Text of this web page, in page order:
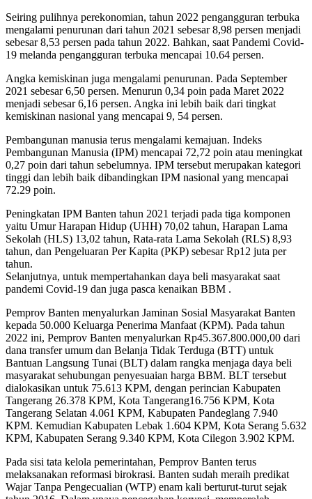
Seiring pulihnya perekonomian, tahun 2022 pengangguran terbuka
mengalami penurunan dari tahun 2021 sebesar 8,98 persen menjadi
sebesar 8,53 persen pada tahun 2022. Bahkan, saat Pandemi Covid-
19 melanda pengangguran terbuka mencapai 10.64 persen.
Angka kemiskinan juga mengalami penurunan. Pada September
2021 sebesar 6,50 persen. Menurun 0,34 poin pada Maret 2022
menjadi sebesar 6,16 persen. Angka ini lebih baik dari tingkat
kemiskinan nasional yang mencapai 9, 54 persen.
Pembangunan manusia terus mengalami kemajuan. Indeks
Pembangunan Manusia (IPM) mencapai 72,72 poin atau meningkat
0,27 poin dari tahun sebelumnya. IPM tersebut merupakan kategori
tinggi dan lebih baik dibandingkan IPM nasional yang mencapai
72.29 poin.
Peningkatan IPM Banten tahun 2021 terjadi pada tiga komponen
yaitu Umur Harapan Hidup (UHH) 70,02 tahun, Harapan Lama
Sekolah (HLS) 13,02 tahun, Rata-rata Lama Sekolah (RLS) 8,93
tahun, dan Pengeluaran Per Kapita (PKP) sebesar Rp12 juta per
tahun.
Selanjutnya, untuk mempertahankan daya beli masyarakat saat
pandemi Covid-19 dan juga pasca kenaikan BBM .
Pemprov Banten menyalurkan Jaminan Sosial Masyarakat Banten
kepada 50.000 Keluarga Penerima Manfaat (KPM). Pada tahun
2022 ini, Pemprov Banten menyalurkan Rp45.367.800.000,00 dari
dana transfer umum dan Belanja Tidak Terduga (BTT) untuk
Bantuan Langsung Tunai (BLT) dalam rangka menjaga daya beli
masyarakat sehubungan penyesuaian harga BBM. BLT tersebut
dialokasikan untuk 75.613 KPM, dengan perincian Kabupaten
Tangerang 26.378 KPM, Kota Tangerang16.756 KPM, Kota
Tangerang Selatan 4.061 KPM, Kabupaten Pandeglang 7.940
KPM. Kemudian Kabupaten Lebak 1.604 KPM, Kota Serang 5.632
KPM, Kabupaten Serang 9.340 KPM, Kota Cilegon 3.902 KPM.
Pada sisi tata kelola pemerintahan, Pemprov Banten terus
melaksanakan reformasi birokrasi. Banten sudah meraih predikat
Wajar Tanpa Pengecualian (WTP) enam kali berturut-turut sejak